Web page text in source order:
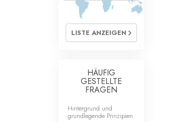
LISTE ANZEIGEN
HÄUFIG
GESTELLTE
FRAGEN
Hintergrund und
grundlegende Prinzipien